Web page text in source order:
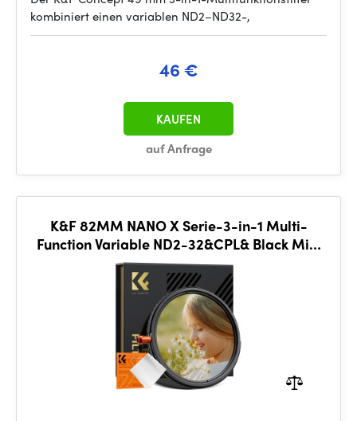
kombiniert einen variablen ND2–ND32-,
46 €
auf Anfrage
KAUFEN
K&F 82MM NANO X Serie-3-in-1 Multi-
Function Variable ND2-32&CPL& Black Mist
1/4